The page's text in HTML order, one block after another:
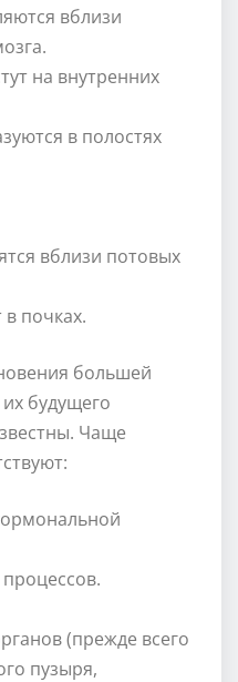
вблизи
на внутренних
в полостях
вблизи потовых
почках.
большей
будущего
Чаще
(прежде всего
пузыря,